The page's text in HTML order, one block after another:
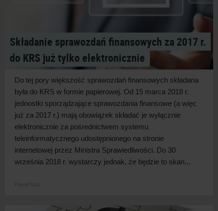
Składanie sprawozdań finansowych za 2017 r.
do KRS już tylko elektronicznie
Do tej pory większość sprawozdań finansowych składana
była do KRS w formie papierowej. Od 15 marca 2018 r.
jednostki sporządzające sprawozdania finansowe (a więc
już za 2017 r.) mają obowiązek składać je wyłącznie
elektronicznie za pośrednictwem systemu
teleinformatycznego udostępnionego na stronie
internetowej przez Ministra Sprawiedliwości. Do 30
września 2018 r. wystarczy jednak, że będzie to skan...